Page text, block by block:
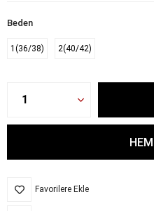
Beden
1(36/38) 2(40/42)
Favorilere Ekle